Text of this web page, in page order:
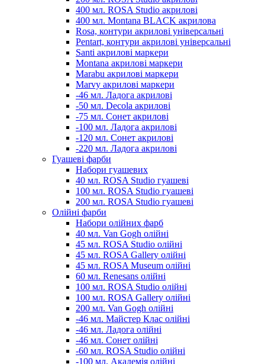
400 мл. ROSA Studio акрилові
400 мл. Montana BLACK акрилова
Rosa, контури акрилові універсальні
Pentart, контури акрилові універсальні
Santi акрилові маркери
Montana акрилові маркери
Marabu акрилові маркери
Marvy акрилові маркери
-46 мл. Ладога акрилові
-50 мл. Decola акрилові
-75 мл. Сонет акрилові
-100 мл. Ладога акрилові
-120 мл. Сонет акрилові
-220 мл. Ладога акрилові
Гуашеві фарби
Набори гуашевих
40 мл. ROSA Studio гуашеві
100 мл. ROSA Studio гуашеві
200 мл. ROSA Studio гуашеві
Олійні фарби
Набори олійних фарб
40 мл. Van Gogh олійні
45 мл. ROSA Studio олійні
45 мл. ROSA Gallery олійні
45 мл. ROSA Museum олійні
60 мл. Renesans олійні
100 мл. ROSA Studio олійні
100 мл. ROSA Gallery олійні
200 мл. Van Gogh олійні
-46 мл. Майстер Клас олійні
-46 мл. Ладога олійні
-46 мл. Сонет олійні
-60 мл. ROSA Studio олійні
-100 мл. Академія олійні